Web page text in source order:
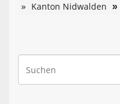
Kanton Nidwalden